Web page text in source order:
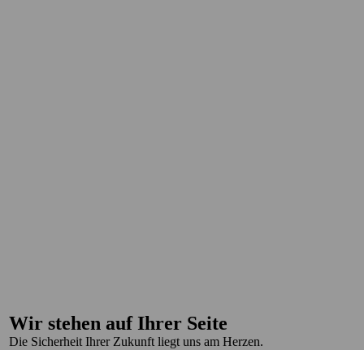
Wir stehen auf Ihrer Seite
Die Sicherheit Ihrer Zukunft liegt uns am Herzen.